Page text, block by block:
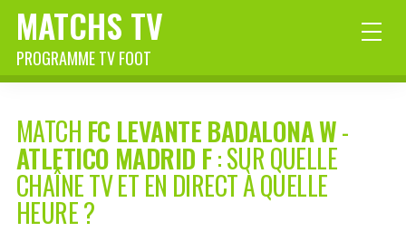
MATCHS TV
PROGRAMME TV FOOT
MATCH FC LEVANTE BADALONA W-
ATLETICO MADRID F: SUR QUELLE
CHAÎNE TV ET EN DIRECT À QUELLE
HEURE ?